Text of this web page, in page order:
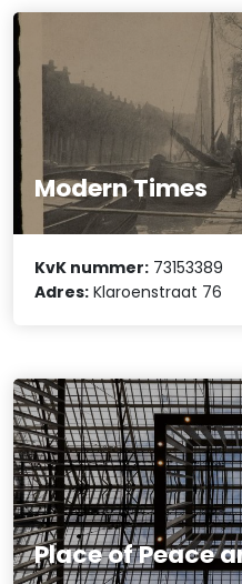
Modern Times
KvK nummer: 73153389
Adres: Klaroenstraat 76
Place of Peace